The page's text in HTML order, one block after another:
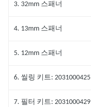
3. 32mm 스패너
4. 13mm 스패너
5. 12mm 스패너
6. 씰링 키트: 2031000425
7. 필터 키트: 2031000429